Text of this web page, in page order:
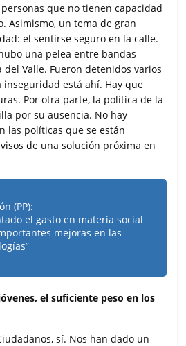
que no tienen capacidad
Asimismo, un tema de gran
el sentirse seguro en la calle.
una pelea entre bandas
Valle. Fueron detenidos varios
inseguridad está ahí. Hay que
Por otra parte, la política de la
por su ausencia. No hay
las políticas que se están
de una solución próxima en
(PP):
el gasto en materia social
mejoras en las
el suficiente peso en los
sí. Nos han dado un